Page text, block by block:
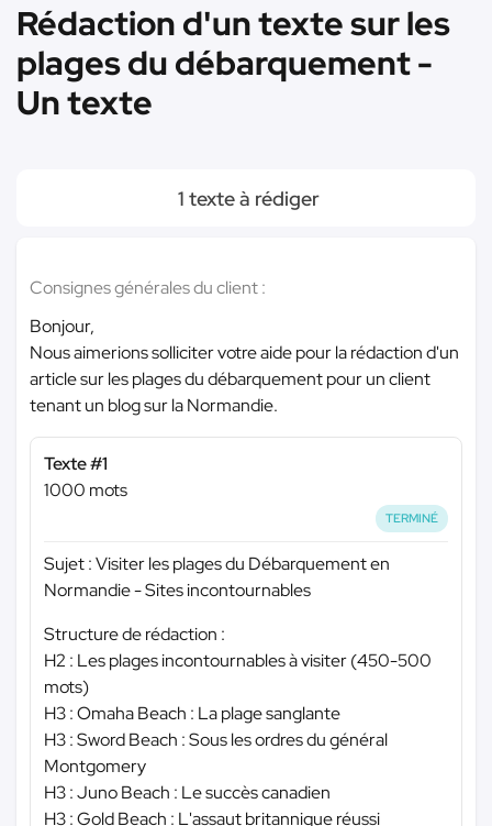
Rédaction d'un texte sur les
plages du débarquement -
Un texte
1 texte à rédiger
Consignes générales du client :
Bonjour,
Nous aimerions solliciter votre aide pour la rédaction d'un
article sur les plages du débarquement pour un client
tenant un blog sur la Normandie.
Texte #1
1000 mots
TERMINÉ
Sujet : Visiter les plages du Débarquement en
Normandie - Sites incontournables
Structure de rédaction :
H2 : Les plages incontournables à visiter (450-500
mots)
H3 : Omaha Beach : La plage sanglante
H3 : Sword Beach : Sous les ordres du général
Montgomery
H3 : Juno Beach : Le succès canadien
H3 : Gold Beach : L'assaut britannique réussi